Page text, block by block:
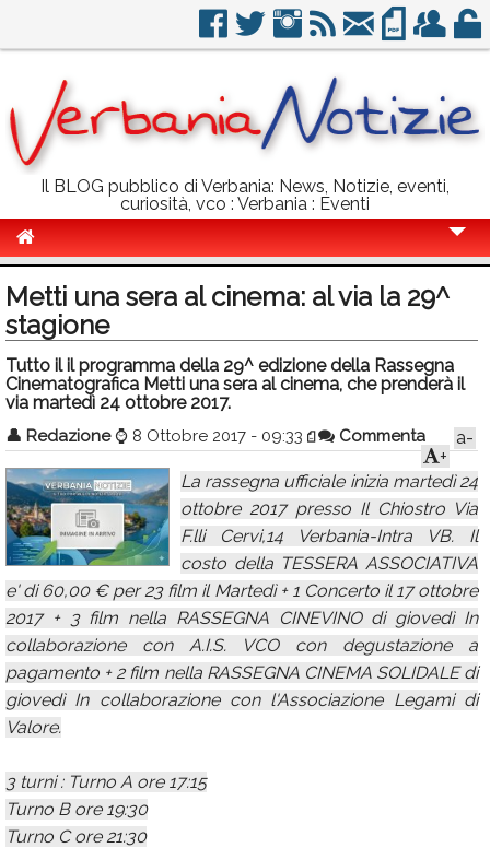
Il BLOG pubblico di Verbania: News, Notizie, eventi,
curiosità, vco : Verbania : Eventi
Politica
Sport
Eventi
Info Utili
Rubriche
Calendario
Annunci
Metti una sera al cinema: al via la 29^
stagione
Tutto il il programma della 29^ edizione della Rassegna
Cinematografica Metti una sera al cinema, che prenderà il
via martedì 24 ottobre 2017.
👤 Redazione ⌚ 8 Ottobre 2017 - 09:33 Commenta
a-
+
La rassegna ufficiale inizia martedì 24
ottobre 2017 presso Il Chiostro Via
F.lli Cervi,14 Verbania-Intra VB. Il
costo della TESSERA ASSOCIATIVA
e' di 60,00 € per 23 film il Martedì + 1 Concerto il 17 ottobre
2017 + 3 film nella RASSEGNA CINEVINO di giovedì In
collaborazione con A.I.S. VCO con degustazione a
pagamento + 2 film nella RASSEGNA CINEMA SOLIDALE di
giovedì In collaborazione con l'Associazione Legami di
Valore.
3 turni : Turno A ore 17:15
Turno B ore 19:30
Turno C ore 21:30